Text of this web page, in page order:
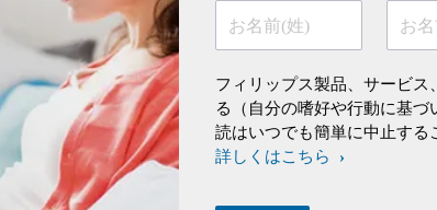
お名前(姓) お
フィリップス製品、サービ
る（自分の嗜好や行動に基
読はいつでも簡単に中止する
詳しくはこちら